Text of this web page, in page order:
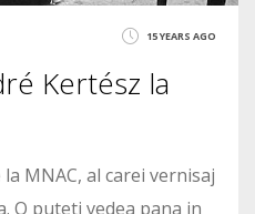
15 YEARS AGO
Kertész la
MNAC, al carei vernisaj
O puteti vedea pana in